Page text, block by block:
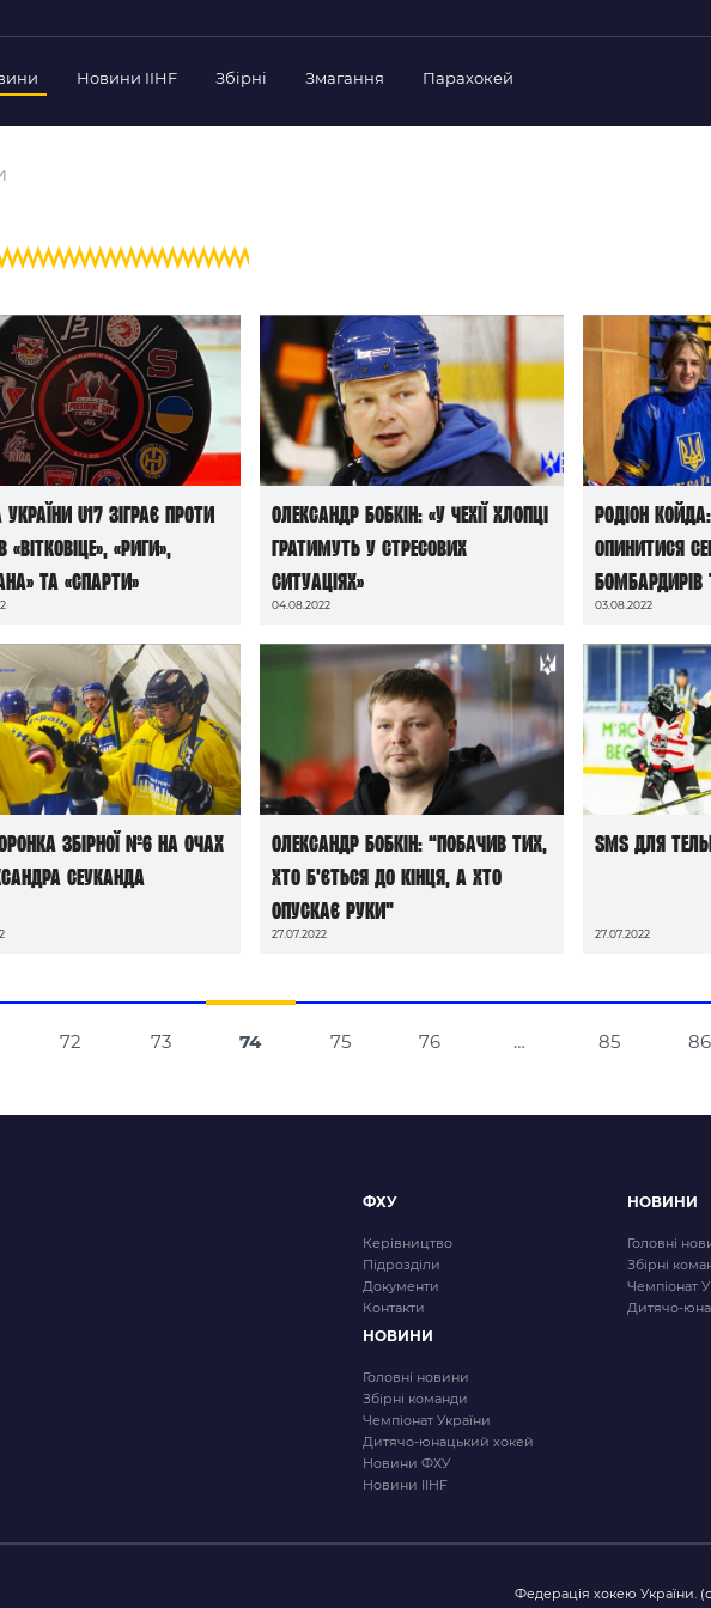
Федерації
документи
Федерації
Новини IIHF Збірні
Календар Матчів
Україна U-18
Склад Збірної
Тренерський Штаб
Календар Матчів
Україна (ж)
Склад Збірної
Тренерський Штаб
Календар Матчів
Змагання Парахокей
України U17 зіграє проти
«Вітковіце», «Риги»,
та «Спарти»
Олександр Бобкін: «У Чехії хлопці
гратимуть у стресових
ситуаціях»
04.08.2022
Родіон
опинитися
бомбардирів
03.08.2022
збірної №6 на очах
Сеуканда
Олександр Бобкін: “Побачив тих,
хто б’ється до кінця, а хто
опускає руки”
27.07.2022
SMS для
27.07.2022
записами
72 73 74 75 76 … 85 86
ФХУ
Керівництво
Підрозділи
Документи
Контакти
НОВИНИ
Головні
Збірні
Чемпіонат
Дитячо-
НОВИНИ
Головні новини
Збірні команди
Чемпіонат України
Дитячо-юнацький хокей
Новини ФХУ
Новини IIHF
Федерація хокею України.